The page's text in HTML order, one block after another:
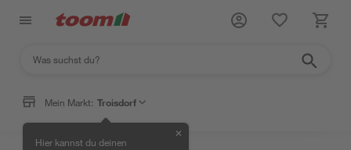
Mein Markt: Troisdorf
Hier kannst du deinen
✕